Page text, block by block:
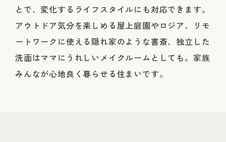
とで、変化するライフスタイルにも対応できます。
アウトドア気分を楽しめる屋上庭園やロジア、リモ
ートワークに使える隠れ家のような書斎、独立した
洗面はママにうれしいメイクルームとしても。家族
みんなが心地良く暮らせる住まいです。